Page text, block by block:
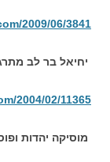
2009/06/3841
יחיאל בר לב
2004/02/11365
מוסיקה יהדות